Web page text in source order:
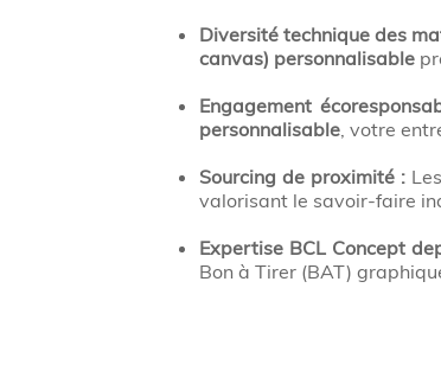
Diversité technique des
canvas) personnalisable
Engagement
personnalisable, votre
Sourcing de proximité :Les
valorisant le savoir-faire
Expertise BCL Concept
Bon à Tirer (BAT)